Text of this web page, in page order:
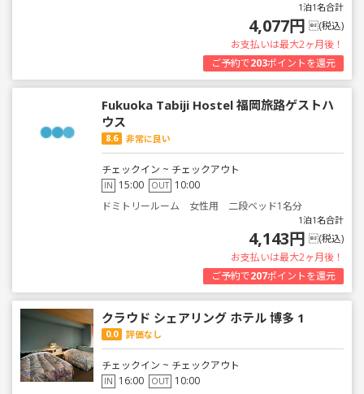
1泊1名合計
4,077円 (税込)
お支払いは最大2ヶ月後！
ご予約で203ポイントを還元
Fukuoka Tabiji Hostel 福岡旅路ゲストハ
ウス
8.6 非常に良い
チェックイン ~ チェックアウト
IN 15:00 OUT 10:00
ドミトリールーム 女性用 二段ベッド1名分
1泊1名合計
4,143円 (税込)
お支払いは最大2ヶ月後！
ご予約で207ポイントを還元
クラウド シェアリング ホテル 博多 1
0.0 評価なし
チェックイン ~ チェックアウト
IN 16:00 OUT 10:00